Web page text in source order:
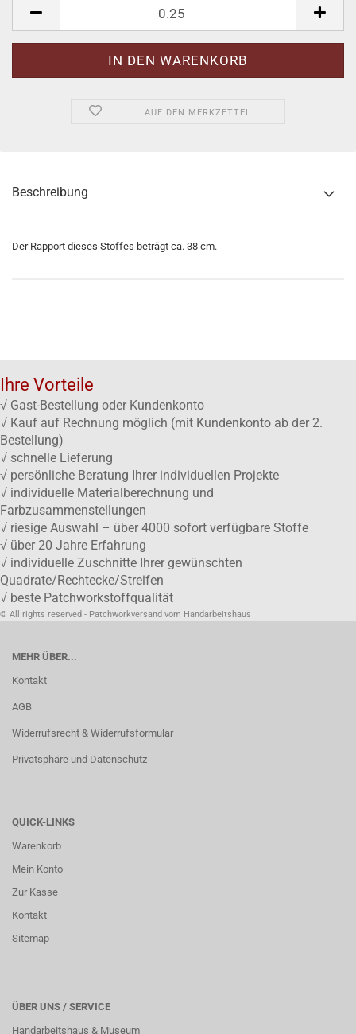
AUF DEN MERKZETTEL
Beschreibung
Der Rapport dieses Stoffes beträgt ca. 38 cm.
Ihre Vorteile
√ Gast-Bestellung oder Kundenkonto
√ Kauf auf Rechnung möglich (mit Kundenkonto ab der 2.
Bestellung)
√ schnelle Lieferung
√ persönliche Beratung Ihrer individuellen Projekte
√ individuelle Materialberechnung und
Farbzusammenstellungen
√ riesige Auswahl – über 4000 sofort verfügbare Stoffe
√ über 20 Jahre Erfahrung
√ individuelle Zuschnitte Ihrer gewünschten
Quadrate/Rechtecke/Streifen
√ beste Patchworkstoffqualität
© All rights reserved - Patchworkversand vom Handarbeitshaus
MEHR ÜBER...
Kontakt
AGB
Widerrufsrecht & Widerrufsformular
Privatsphäre und Datenschutz
QUICK-LINKS
Warenkorb
Mein Konto
Zur Kasse
Kontakt
Sitemap
ÜBER UNS / SERVICE
Handarbeitshaus & Museum